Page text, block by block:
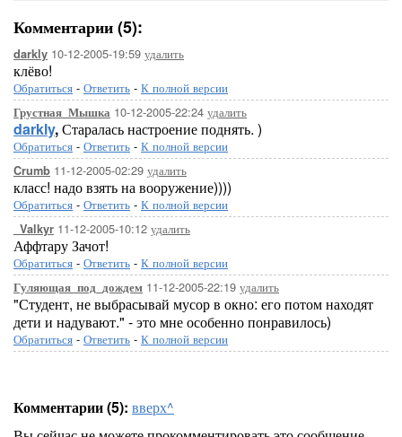
Комментарии (5):
darkly 10-12-2005-19:59 удалить
клёво!
Обратиться - Ответить - К полной версии
Грустная_Мышка 10-12-2005-22:24 удалить
darkly,Старалась настроение поднять. )
Обратиться - Ответить - К полной версии
Crumb 11-12-2005-02:29 удалить
класс! надо взять на вооружение))))
Обратиться - Ответить - К полной версии
_Valkyr 11-12-2005-10:12 удалить
Аффтару Зачот!
Обратиться - Ответить - К полной версии
Гуляющая_под_дождем 11-12-2005-22:19 удалить
"Студент, не выбрасывай мусор в окно: его потом находят
дети и надувают." - это мне особенно понравилось)
Обратиться - Ответить - К полной версии
Комментарии (5): вверх^